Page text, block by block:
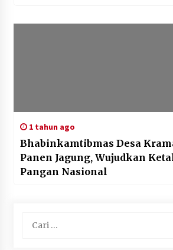
1 tahun ago
Bhabinkamtibmas Desa
Panen Jagung, Wujudkan
Pangan Nasional
untuk: